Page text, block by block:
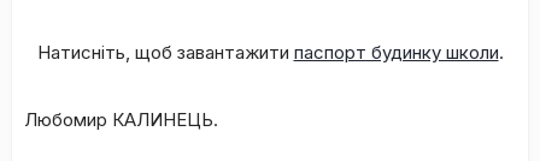
Натисніть, щоб завантажити паспорт будинку школи.
Любомир КАЛИНЕЦЬ.